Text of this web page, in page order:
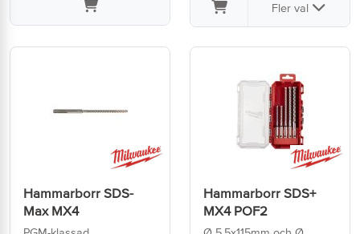
Fler val
Hammarborr SDS-
Max MX4
Hammarborr SDS+
MX4 POF2